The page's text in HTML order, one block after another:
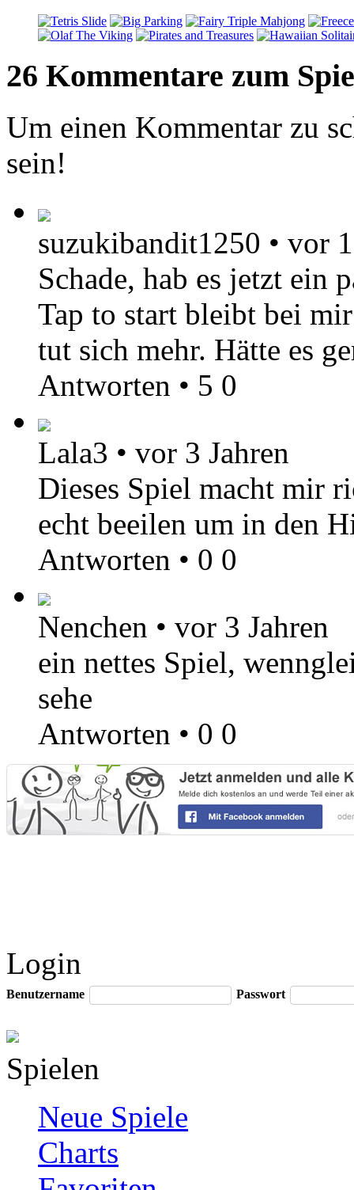
26 Kommentare zum
Um einen Kommentar zu
sein!
suzukibandit1250 • vor
Schade, hab es jetzt ein
Tap to start bleibt bei
tut sich mehr. Hätte es
Antworten • 5 0
Lala3 • vor 3 Jahren
Dieses Spiel macht mir
echt beeilen um in den
Antworten • 0 0
Nenchen • vor 3 Jahren
ein nettes Spiel,
sehe
Antworten • 0 0
Login
Benutzername Passwort
Spielen
Neue Spiele
Charts